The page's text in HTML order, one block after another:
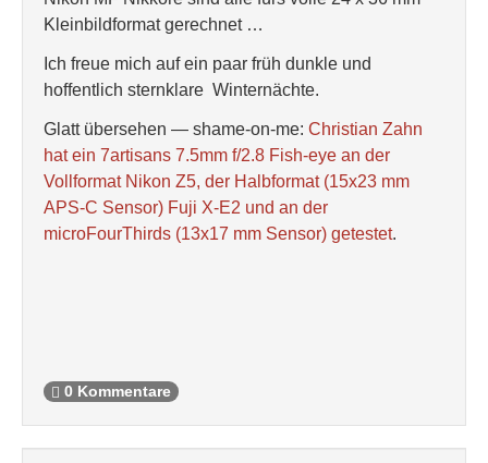
Kleinbildformat gerechnet …
Ich freue mich auf ein paar früh dunkle und
hoffentlich sternklare Winternächte.
Glatt übersehen — shame-on-me: Christian Zahn
hat ein 7artisans 7.5mm f/2.8 Fish-eye an der
Vollformat Nikon Z5, der Halbformat (15x23 mm
APS-C Sensor) Fuji X-E2 und an der
microFourThirds (13x17 mm Sensor) getestet.
0 Kommentare